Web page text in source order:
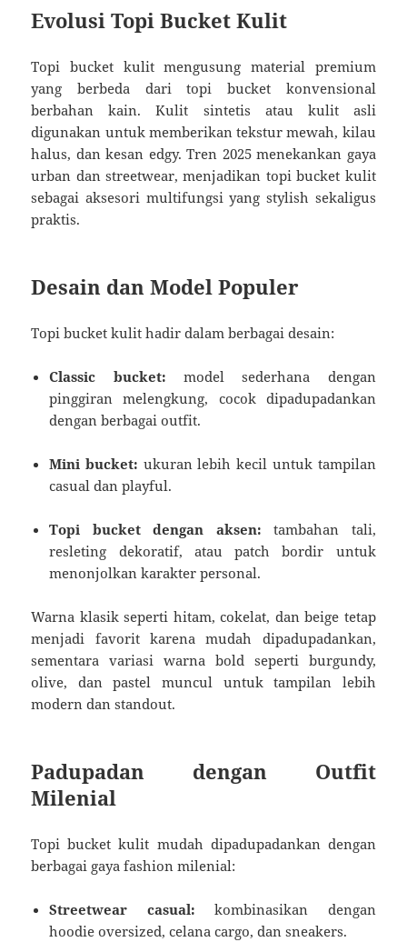
Evolusi Topi Bucket Kulit
Topi bucket kulit mengusung material premium
yang berbeda dari topi bucket konvensional
berbahan kain. Kulit sintetis atau kulit asli
digunakan untuk memberikan tekstur mewah, kilau
halus, dan kesan edgy. Tren 2025 menekankan gaya
urban dan streetwear, menjadikan topi bucket kulit
sebagai aksesori multifungsi yang stylish sekaligus
praktis.
Desain dan Model Populer
Topi bucket kulit hadir dalam berbagai desain:
Classic bucket: model sederhana dengan
pinggiran melengkung, cocok dipadupadankan
dengan berbagai outfit.
Mini bucket: ukuran lebih kecil untuk tampilan
casual dan playful.
Topi bucket dengan aksen: tambahan tali,
resleting dekoratif, atau patch bordir untuk
menonjolkan karakter personal.
Warna klasik seperti hitam, cokelat, dan beige tetap
menjadi favorit karena mudah dipadupadankan,
sementara variasi warna bold seperti burgundy,
olive, dan pastel muncul untuk tampilan lebih
modern dan standout.
Padupadan dengan Outfit
Milenial
Topi bucket kulit mudah dipadupadankan dengan
berbagai gaya fashion milenial:
Streetwear casual: kombinasikan dengan
hoodie oversized, celana cargo, dan sneakers.